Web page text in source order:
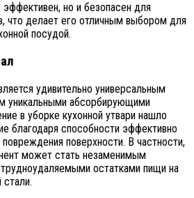
но и безопасен для
что делает его отличным выбором для
посудой.
удивительно универсальным
уникальными абсорбирующими
в уборке кухонной утвари нашло
благодаря способности эффективно
повреждения поверхности. В частности,
может стать незаменимым
остатками пищи на